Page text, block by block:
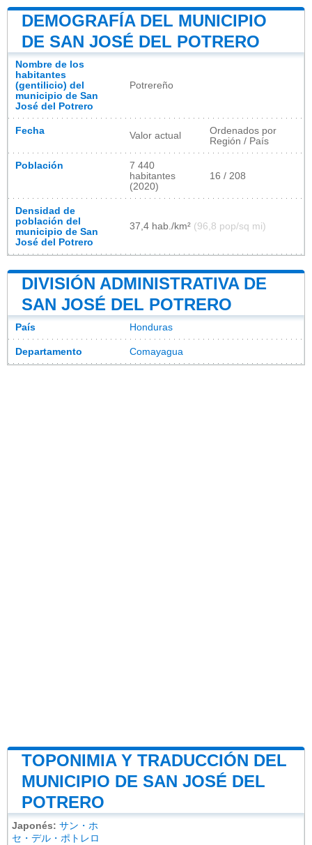
DEMOGRAFÍA DEL MUNICIPIO
DE SAN JOSÉ DEL POTRERO
Nombre de los
habitantes
(gentilicio) del
municipio de San
José del Potrero
Potrereño
Fecha Valor actual
Ordenados por
Región / País
Población
7 440
habitantes
(2020)
16 / 208
Densidad de
población del
municipio de San
José del Potrero
37,4 hab./km² (96,8 pop/sq mi)
DIVISIÓN ADMINISTRATIVA DE
SAN JOSÉ DEL POTRERO
País Honduras
Departamento Comayagua
TOPONIMIA Y TRADUCCIÓN DEL
MUNICIPIO DE SAN JOSÉ DEL
POTRERO
Japonés: サン・ホ
セ・デル・ポトレロ